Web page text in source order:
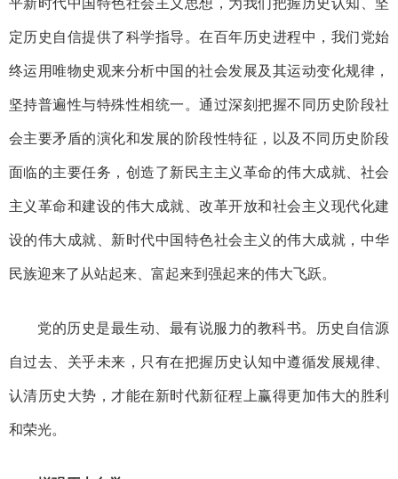
定历史自信提供了科学指导。在百年历史进程中，我们党始
终运用唯物史观来分析中国的社会发展及其运动变化规律，
坚持普遍性与特殊性相统一。通过深刻把握不同历史阶段社
会主要矛盾的演化和发展的阶段性特征，以及不同历史阶段
面临的主要任务，创造了新民主主义革命的伟大成就、社会
主义革命和建设的伟大成就、改革开放和社会主义现代化建
设的伟大成就、新时代中国特色社会主义的伟大成就，中华
民族迎来了从站起来、富起来到强起来的伟大飞跃。
党的历史是最生动、最有说服力的教科书。历史自信源
自过去、关乎未来，只有在把握历史认知中遵循发展规律、
认清历史大势，才能在新时代新征程上赢得更加伟大的胜利
和荣光。